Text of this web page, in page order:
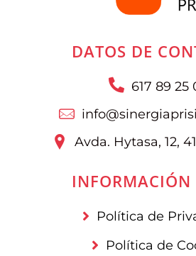
DATOS DE
617 89 25
Avda. Hytasa, 12,
INFORMACIÓN
Política de
Política de